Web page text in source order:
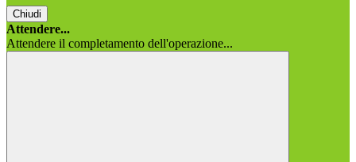
Chiudi
Attendere...
Attendere il completamento dell'operazione...